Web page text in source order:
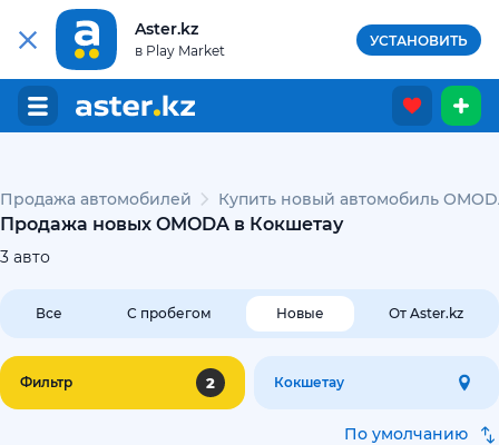
Aster.kz
в Play Market
УСТАНОВИТЬ
Продажа автомобилей Купить новый автомобиль
Продажа новых OMODA в Кокшетау
3 авто
Все С пробегом Новые От Aster.kz
Фильтр 2 Кокшетау
По умолчанию